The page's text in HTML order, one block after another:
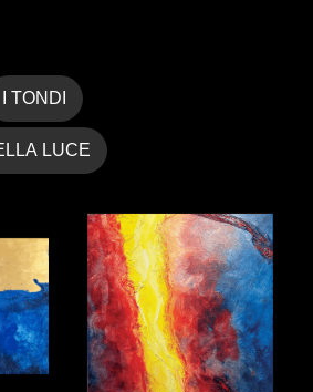
I TONDI
LUCE